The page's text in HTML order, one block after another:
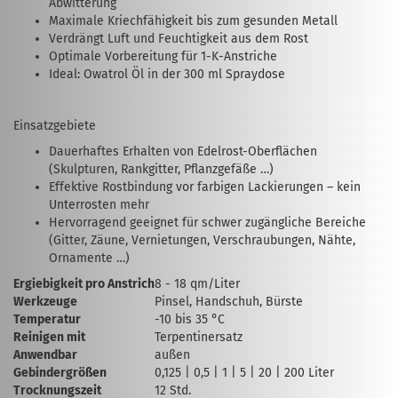
Abwitterung
Maximale Kriechfähigkeit bis zum gesunden Metall
Verdrängt Luft und Feuchtigkeit aus dem Rost
Optimale Vorbereitung für 1-K-Anstriche
Ideal: Owatrol Öl in der 300 ml Spraydose
Einsatzgebiete
Dauerhaftes Erhalten von Edelrost-Oberflächen
(Skulpturen, Rankgitter, Pflanzgefäße …)
Effektive Rostbindung vor farbigen Lackierungen – kein
Unterrosten mehr
Hervorragend geeignet für schwer zugängliche Bereiche
(Gitter, Zäune, Vernietungen, Verschraubungen, Nähte,
Ornamente …)
Ergiebigkeit pro Anstrich8 - 18 qm/Liter
Werkzeuge
Pinsel, Handschuh, Bürste
Temperatur
-10 bis 35 °C
Reinigen mit
Terpentinersatz
Anwendbar
außen
Gebindergrößen
0,125 | 0,5 | 1 | 5 | 20 | 200 Liter
Trocknungszeit
12 Std.